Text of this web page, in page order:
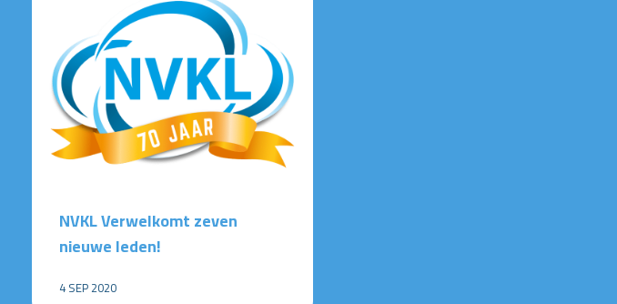
NVKL Verwelkomt zeven
nieuwe leden!
4 SEP 2020